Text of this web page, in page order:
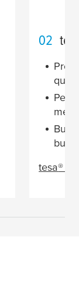
02
Per
tesa®